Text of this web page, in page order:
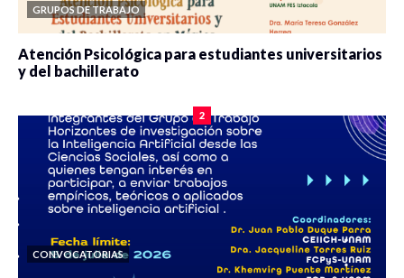
GRUPOS DE TRABAJO
Atención Psicológica para estudiantes universitarios
y del bachillerato
2
CONVOCATORIAS